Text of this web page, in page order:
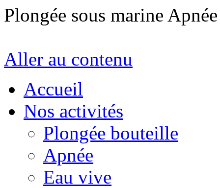
Plongée sous marine
Aller au contenu
Accueil
Nos activités
Plongée bouteille
Apnée
Eau vive